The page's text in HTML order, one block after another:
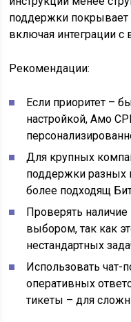
поддержки покрывает
включая интеграции
Рекомендации:
Если приоритет –
настройкой, Амо
Для крупных
поддержки разных
более подходящ
Проверять
выбором, так как
нестандартных
Использовать чат-
оперативных
тикеты – для